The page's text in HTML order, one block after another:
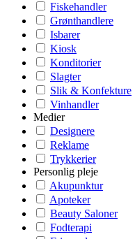
Fiskehandler
Grønthandlere
Isbarer
Kiosk
Konditorier
Slagter
Slik & Konfekture
Vinhandler
Medier
Designere
Reklame
Trykkerier
Personlig pleje
Akupunktur
Apoteker
Beauty Saloner
Fodterapi